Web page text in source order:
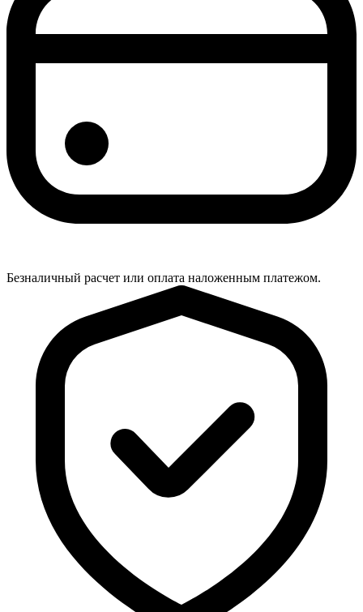
Безналичный расчет или оплата наложенным платежом.